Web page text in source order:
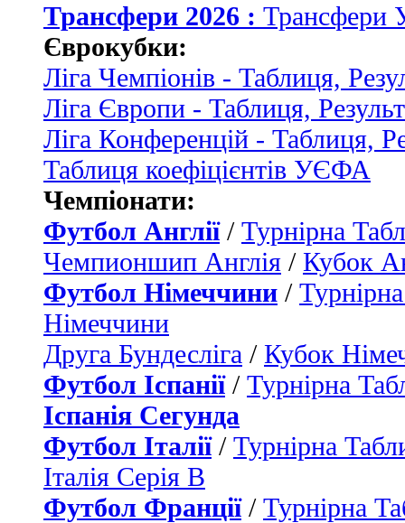
Трансфери 2026 : Трансфери
Єврокубки:
Ліга Чемпіонів - Таблиця,
Ліга Європи - Таблиця,
Ліга Конференцій - Таблиця,
Таблиця коефіцієнтів УЄФА
Чемпіонати:
Футбол Англії/ Турнірна
Чемпионшип Англія / Кубок
Футбол Німеччини /
Німеччини
Друга Бундесліга / Кубок
Футбол Іспанії/ Турнірна
Іспанія Сегунда
Футбол Італії/ Турнірна
Італія Серія B
Футбол Франції/ Турнірна